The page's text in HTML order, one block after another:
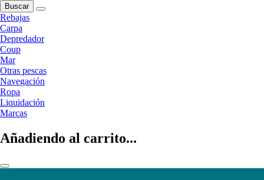
Buscar
Rebajas
Carpa
Depredador
Coup
Mar
Otras pescas
Navegación
Ropa
Liquidación
Marcas
Añadiendo al carrito...